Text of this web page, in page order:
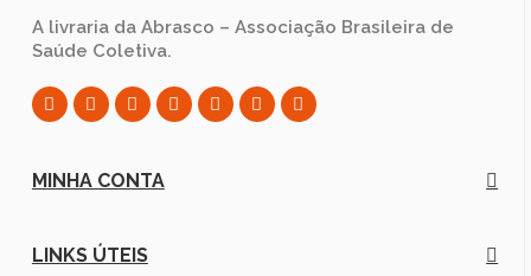
A livraria da Abrasco – Associação Brasileira de
Saúde Coletiva.
MINHA CONTA
LINKS ÚTEIS